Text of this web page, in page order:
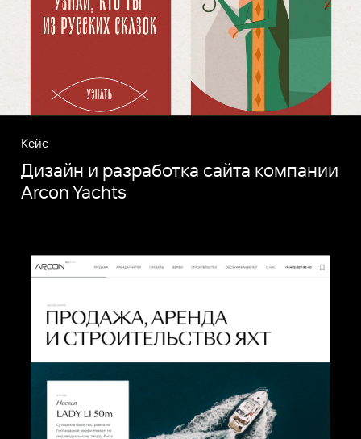
Кейс
Дизайн и разработка сайта компании
Arcon Yachts